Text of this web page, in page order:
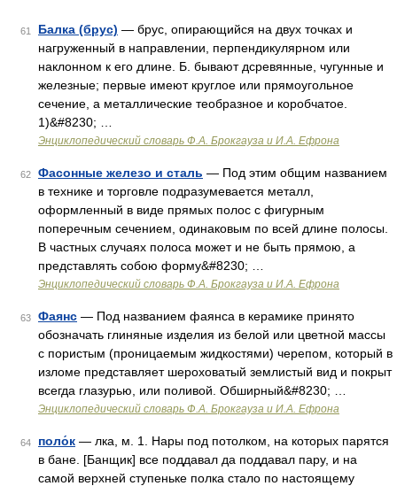
61 Балка (брус) — брус, опирающийся на двух точках и
нагруженный в направлении, перпендикулярном или
наклонном к его длине. Б. бывают дсревянные, чугунные и
железные; первые имеют круглое или прямоугольное
сечение, а металлические теобразное и коробчатое.
1)&#8230; …
Энциклопедический словарь Ф.А. Брокгауза и И.А. Ефрона
62 Фасонные железо и сталь — Под этим общим названием
в технике и торговле подразумевается металл,
оформленный в виде прямых полос с фигурным
поперечным сечением, одинаковым по всей длине полосы.
В частных случаях полоса может и не быть прямою, а
представлять собою форму&#8230; …
Энциклопедический словарь Ф.А. Брокгауза и И.А. Ефрона
63 Фаянс — Под названием фаянса в керамике принято
обозначать глиняные изделия из белой или цветной массы
с пористым (проницаемым жидкостями) черепом, который в
изломе представляет шероховатый землистый вид и покрыт
всегда глазурью, или поливой. Обширный&#8230; …
Энциклопедический словарь Ф.А. Брокгауза и И.А. Ефрона
64 поло́к — лка, м. 1. Нары под потолком, на которых парятся
в бане. [Банщик] все поддавал да поддавал пару, и на
самой верхней ступеньке полка стало по настоящему